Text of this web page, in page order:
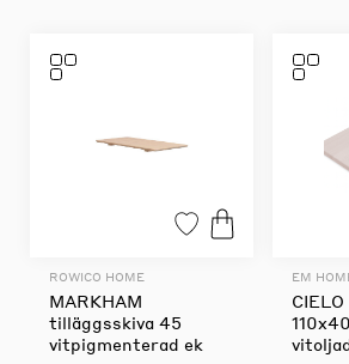
ROWICO HOME
MARKHAM
tilläggsskiva 45
vitpigmenterad ek
EM